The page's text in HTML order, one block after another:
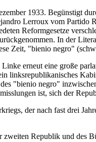
1933. Begünstigt
Lerroux vom
Reformgesetze
In der
Zeit, "bienio negro"
erneut eine große
linksrepublikanisches
"bienio negro"
ist, sich der
der nach fast drei
zweiten Republik und